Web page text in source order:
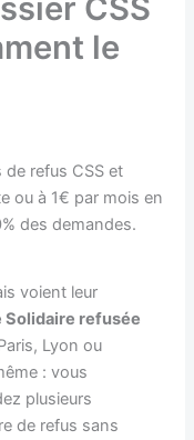
CSS
le
refus CSS et
ou à 1€ par mois en
des demandes.
voient leur
Solidaire refusée
Lyon ou
: vous
plusieurs
de refus sans